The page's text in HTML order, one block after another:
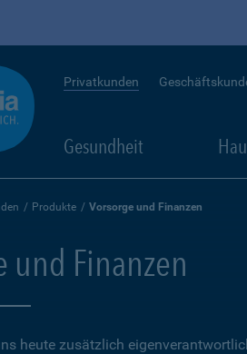
Privatkunden
Gesundheit
Produkte Vorsorge und Finanzen
und Finanzen
heute zusätzlich